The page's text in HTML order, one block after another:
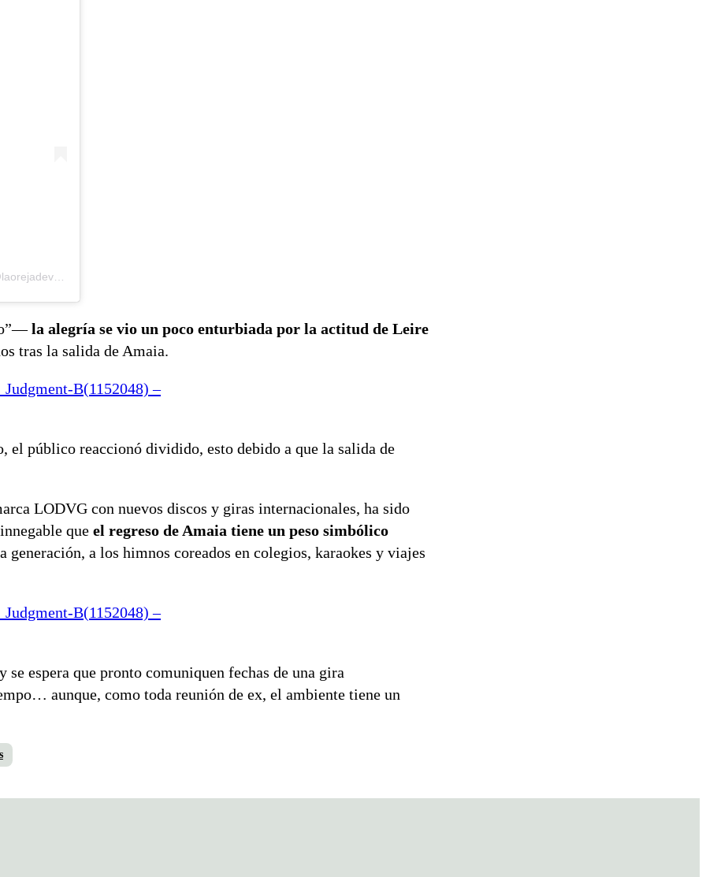
la alegría se vio un poco enturbiada por la actitud de Leire
tras la salida de Amaia.
B(1152048) –
el público reaccionó dividido, esto debido a que la salida de
LODVG con nuevos discos y giras internacionales, ha sido
que el regreso de Amaia tiene un peso simbólico
generación, a los himnos coreados en colegios, karaokes y viajes
B(1152048) –
se espera que pronto comuniquen fechas de una gira
aunque, como toda reunión de ex, el ambiente tiene un